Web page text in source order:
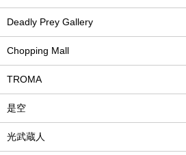
Deadly Prey Gallery
Chopping Mall
TROMA
是空
光武蔵人